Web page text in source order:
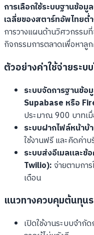
การเลือกใช้ระบบฐานข้อมู
เฉลี่ยของสตาร์ทอัพไทยต่
การวางแผนด้านวิศวกรรม
กิจกรรมการตลาดเพื่อหาลู
ตัวอย่างค่าใช้จ่ายระ
ระบบจัดการฐานข้อ
Supabase หรือ
ประมาณ 900 บาทเ
ระบบฝากไฟล์หน้า
ใช้งานฟรี และคิดค่
ระบบส่งอีเมลและข้
Twilio):จ่ายตามกา
เดือน
แนวทางควบคุมต้นทุน
เปิดใช้งานระบบจำกั